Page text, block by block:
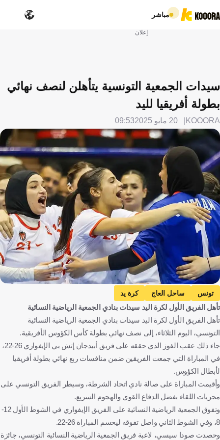
مباشر
إعلان
سيدات الجمعية التونسية يتأهلن لنصف نهائي
بطولة أفريقيا لليد
KOOORA 20 مايو 2025 09:53
تونس ساحل العاج كرة يد
تأهل الفريق الأول لكرة اليد سيدات بنادي الجمعية الرياضية النسائية
تأهل الفريق الأول لكرة اليد سيدات بنادي الجمعية الرياضية النسائية
التونسي، اليوم الثلاثاء، إلى نصف نهائي بطولة كأس الكؤوس الأفريقية.
جاء ذلك عقب الفوز الذي حققه على فريق أبيدجان إتش بي الإيفواري 26-22،
في المباراة التي جمعت الفريقين ضمن منافسات ربع نهائي بطولة أفريقيا
لأبطال الكؤوس.
وأقيمت المباراة على صالة نادي اتحاد الشرطة، وسيطر الفريق التونسي على
مجريات اللقاء بفضل الدفاع القوي والهجوم السريع.
وتفوق الجمعية الرياضية النسائية على الفريق الإيفواري في الشوط الأول 12-
8، وفي الشوط الثاني واصل تفوقه ليحسم المباراة 26-22.
وحصدت صودا سيسي، لاعبة فريق الجمعية الرياضية النسائية التونسي، جائزة